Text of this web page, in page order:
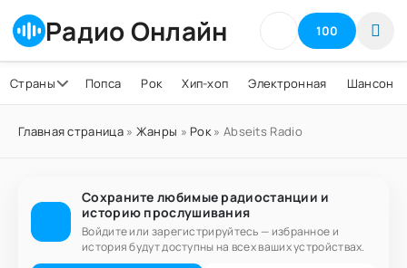
Радио Онлайн 100
Страны Попса Рок Хип-хоп Электронная Шансон
Главная страница» Жанры » Рок» Abseits Radio
Сохраните любимые радиостанции и
историю прослушивания
Войдите или зарегистрируйтесь — избранное и
история будут доступны на всех ваших устройствах.